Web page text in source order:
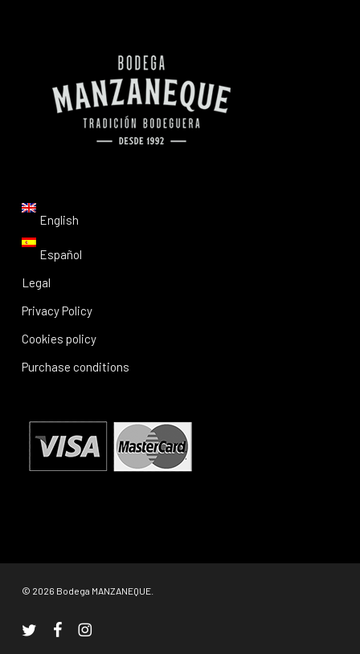
English
Español
Legal
Privacy Policy
Cookies policy
Purchase conditions
© 2026 Bodega MANZANEQUE.
twitter facebookinstagram